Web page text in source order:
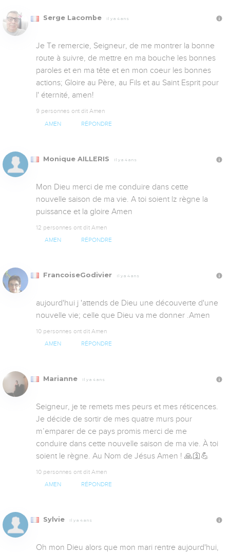
Serge Lacombe Il y a 4 ans
Je Te remercie, Seigneur, de me montrer la bonne
route à suivre, de mettre en ma bouche les bonnes
paroles et en ma tête et en mon coeur les bonnes
actions; Gloire au Père, au Fils et au Saint Esprit pour
l' éternité, amen!
9 personnes ont dit Amen
AMEN RÉPONDRE
Monique AILLERIS Il y a 4 ans
Mon Dieu merci de me conduire dans cette
nouvelle saison de ma vie. A toi soient lz règne la
puissance et la gloire Amen
12 personnes ont dit Amen
AMEN RÉPONDRE
FrancoiseGodivier Il y a 4 ans
aujourd'hui j 'attends de Dieu une découverte d'une
nouvelle vie; celle que Dieu va me donner .Amen
10 personnes ont dit Amen
AMEN RÉPONDRE
Marianne Il y a 4 ans
Seigneur, je te remets mes peurs et mes réticences.
Je décide de sortir de mes quatre murs pour
m’emparer de ce pays promis merci de me
conduire dans cette nouvelle saison de ma vie. À toi
soient le règne. Au Nom de Jésus Amen ! 🙏🛐💪
10 personnes ont dit Amen
AMEN RÉPONDRE
Sylvie Il y a 4 ans
Oh mon Dieu alors que mon mari rentre aujourd'hui,